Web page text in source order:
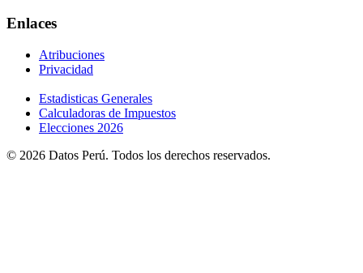
Enlaces
Atribuciones
Privacidad
Estadisticas Generales
Calculadoras de Impuestos
Elecciones 2026
© 2026 Datos Perú. Todos los derechos reservados.